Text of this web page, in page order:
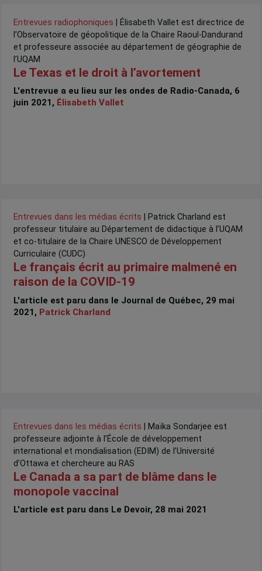
Entrevues radiophoniques | Élisabeth Vallet est directrice de
l’Observatoire de géopolitique de la Chaire Raoul-Dandurand
et professeure associée au département de géographie de
l’UQAM
Le Texas et le droit à l’avortement
L'entrevue a eu lieu sur les ondes de Radio-Canada, 6
juin 2021, Élisabeth Vallet
Entrevues dans les médias écrits | Patrick Charland est
professeur titulaire au Département de didactique à l’UQAM
et co-titulaire de la Chaire UNESCO de Développement
Curriculaire (CUDC)
Le français écrit au primaire malmené en
raison de la COVID-19
L'article est paru dans le Journal de Québec, 29 mai
2021, Patrick Charland
Entrevues dans les médias écrits | Maïka Sondarjee est
professeure adjointe à l’École de développement
international et mondialisation (EDIM) de l’Université
d’Ottawa et chercheure au RAS
Le Canada a sa part de blâme dans le
monopole vaccinal
L'article est paru dans Le Devoir, 28 mai 2021